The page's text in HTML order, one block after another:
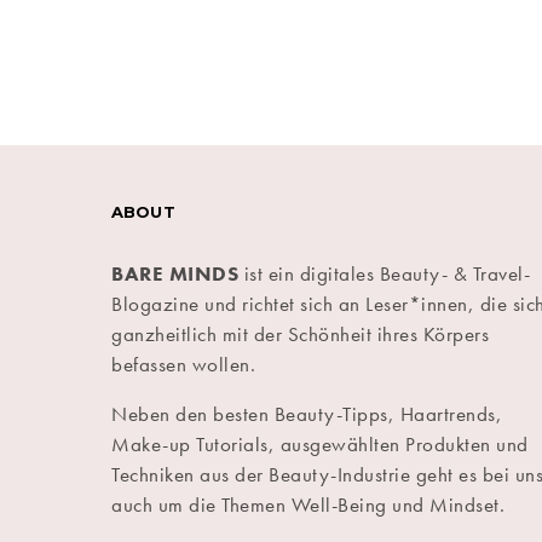
ABOUT
BARE MINDS ist ein digitales Beauty- & Travel-
Blogazine und richtet sich an Leser*innen, die sich
ganzheitlich mit der Schönheit ihres Körpers
befassen wollen.
Neben den besten Beauty-Tipps, Haartrends,
Make-up Tutorials, ausgewählten Produkten und
Techniken aus der Beauty-Industrie geht es bei uns
auch um die Themen Well-Being und Mindset.